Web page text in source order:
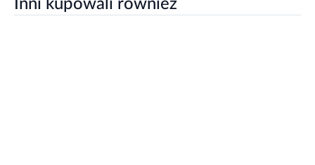
Inni kupowali również